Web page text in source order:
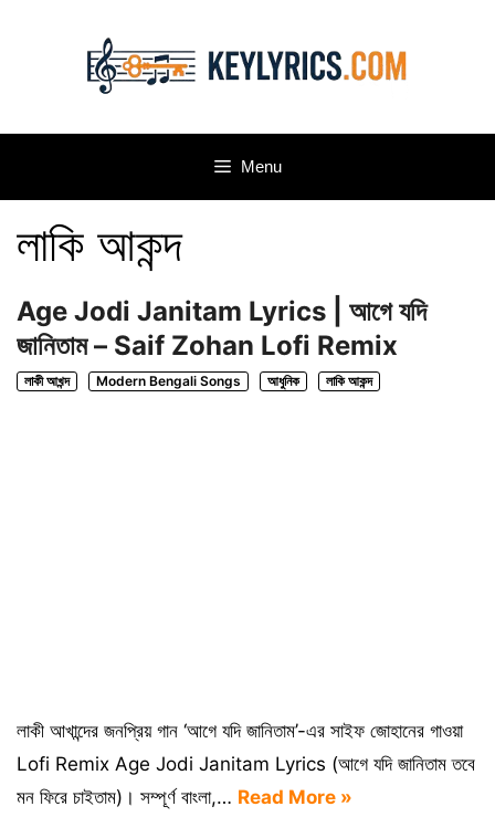
Menu
লাকি আকন্দ
Age Jodi Janitam Lyrics | আগে যদি
জানিতাম – Saif Zohan Lofi Remix
লাকী আখন্দ Modern Bengali Songs আধুনিক লাকি আকন্দ
লাকী আখান্দের জনপ্রিয় গান ‘আগে যদি জানিতাম’-এর সাইফ জোহানের গাওয়া
Lofi Remix Age Jodi Janitam Lyrics (আগে যদি জানিতাম তবে
মন ফিরে চাইতাম)। সম্পূর্ণ বাংলা,… Read More »